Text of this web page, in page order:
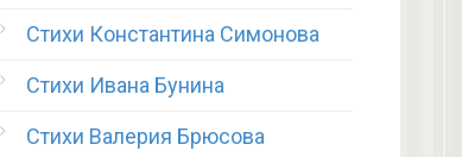
Стихи Константина Симонова
Стихи Ивана Бунина
Стихи Валерия Брюсова